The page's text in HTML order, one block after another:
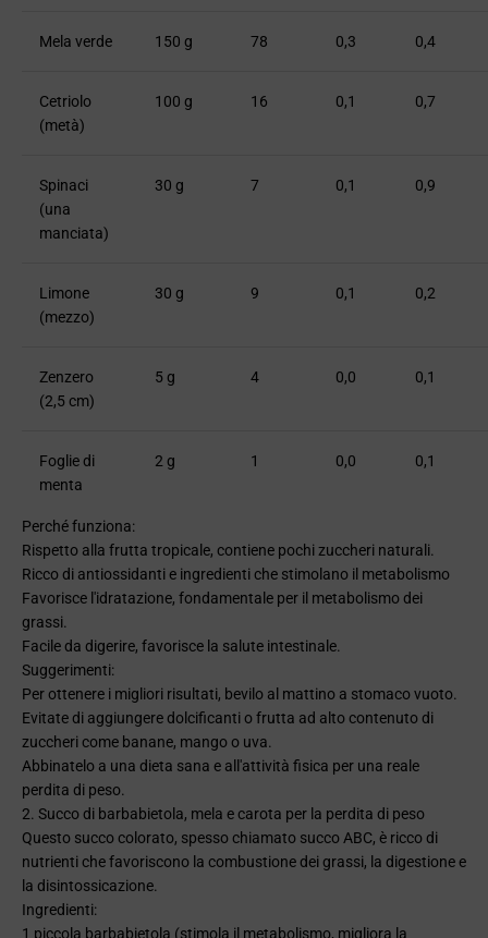
Mela verde 150 g 78 0,3 0,4
Cetriolo
(metà)
100 g 16 0,1 0,7
Spinaci
(una
manciata)
30 g 7 0,1 0,9
Limone
(mezzo)
30 g 9 0,1 0,2
Zenzero
(2,5 cm)
5 g 4 0,0 0,1
Foglie di
menta
2 g 1 0,0 0,1
Perché funziona:
Rispetto alla frutta tropicale, contiene pochi zuccheri naturali.
Ricco di antiossidanti e ingredienti che stimolano il metabolismo
Favorisce l'idratazione, fondamentale per il metabolismo dei
grassi.
Facile da digerire, favorisce la salute intestinale.
Suggerimenti:
Per ottenere i migliori risultati, bevilo al mattino a stomaco vuoto.
Evitate di aggiungere dolcificanti o frutta ad alto contenuto di
zuccheri come banane, mango o uva.
Abbinatelo a una dieta sana e all'attività fisica per una reale
perdita di peso.
2. Succo di barbabietola, mela e carota per la perdita di peso
Questo succo colorato, spesso chiamato succo ABC, è ricco di
nutrienti che favoriscono la combustione dei grassi, la digestione e
la disintossicazione.
Ingredienti:
1 piccola barbabietola (stimola il metabolismo, migliora la